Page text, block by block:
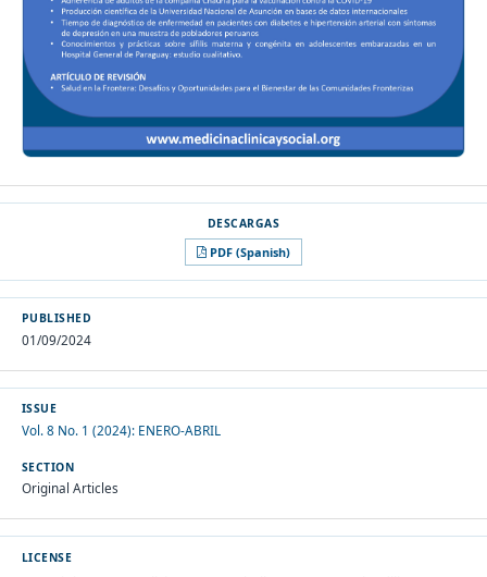
PDF (Spanish)
PUBLISHED
01/09/2024
ISSUE
Vol. 8 No. 1 (2024): ENERO-ABRIL
SECTION
Original Articles
LICENSE